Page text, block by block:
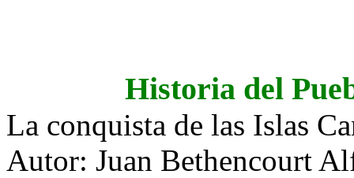
Historia del
La conquista de las Islas
Autor: Juan Bethencourt